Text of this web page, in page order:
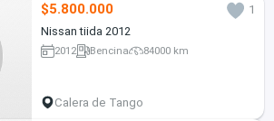
$5.800.000
1
Nissan tiida 2012
2012 Bencina 84000 km
Calera de Tango